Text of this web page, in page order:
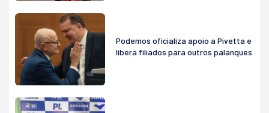
Podemos oficializa apoio a Pivetta e
libera filiados para outros palanques